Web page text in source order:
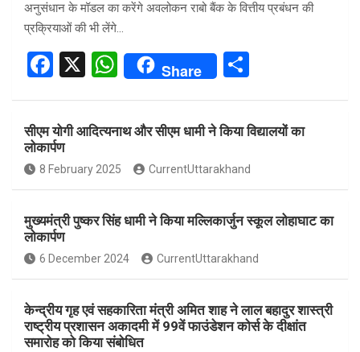
अनुसंधान के मॉडल का करेंगे अवलोकन राबो बैंक के वित्तीय प्रबंधन की
प्रक्रियाओं की भी लेंगे…
F
ce
b
o
o
k
X
W
s
A
p
p
Share
ar
e
सीएम योगी आदित्यनाथ और सीएम धामी ने किया विद्यालयों का
लोकार्पण
8 February 2025 CurrentUttarakhand
मुख्यमंत्री पुष्कर सिंह धामी ने किया मल्लिकार्जुन स्कूल लोहाघाट का
लोकार्पण
6 December 2024 CurrentUttarakhand
केन्द्रीय गृह एवं सहकारिता मंत्री अमित शाह ने लाल बहादुर शास्त्री
राष्ट्रीय प्रशासन अकादमी में 99वें फाउंडेशन कोर्स के दीक्षांत
समारोह को किया संबोधित